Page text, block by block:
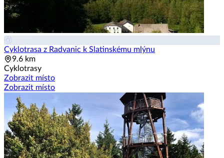
Cyklotrasa z Radvanic k Sla­tinskému mlýnu
9.6 km
Cyklotrasy
Zobrazit místo
Zobrazit místo